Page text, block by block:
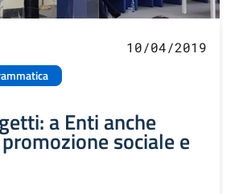
10/04/2019
a Enti anche
sociale e